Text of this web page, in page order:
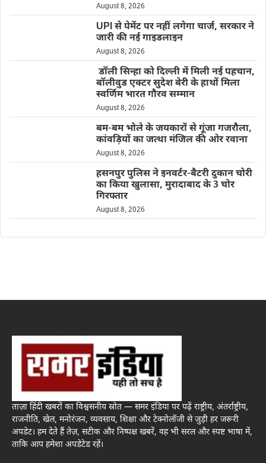
August 8, 2026
UPI से पेमेंट पर नहीं लगेगा चार्ज, सरकार ने
जारी की नई गाइडलाइन
August 8, 2026
डॉली सिन्हा को दिल्ली में मिली नई पहचान,
बॉलीवुड एक्टर सुदेश बेरी के हाथों मिला
स्वर्णिम भारत गौरव सम्मान
August 8, 2026
बम-बम भोले के जयकारों से गूंजा गजरौला,
कांवड़ियों का जत्था मंजिल की ओर रवाना
August 8, 2026
हसनपुर पुलिस ने इनवर्टर-बैटरी दुकान चोरी
का किया खुलासा, मुरादाबाद के 3 चोर
गिरफ्तार
August 8, 2026
ताज़ा हिंदी खबरों का विश्वसनीय स्रोत — समर इंडिया पर पढ़ें राष्ट्रीय, अंतर्राष्ट्रीय,
राजनीति, खेल, मनोरंजन, व्यवसाय, शिक्षा और टेक्नोलॉजी से जुड़ी हर जरूरी
अपडेट। हम देते हैं तेज़, सटीक और निष्पक्ष खबरें, वह भी सरल और स्पष्ट भाषा में,
ताकि आप हमेशा अपडेटेड रहें।